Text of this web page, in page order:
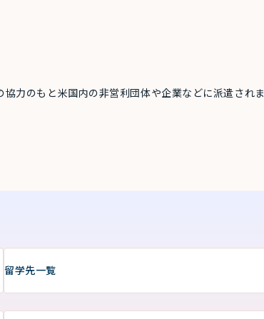
のもと米国内の非営利団体や企業などに派遣されま
留学先一覧